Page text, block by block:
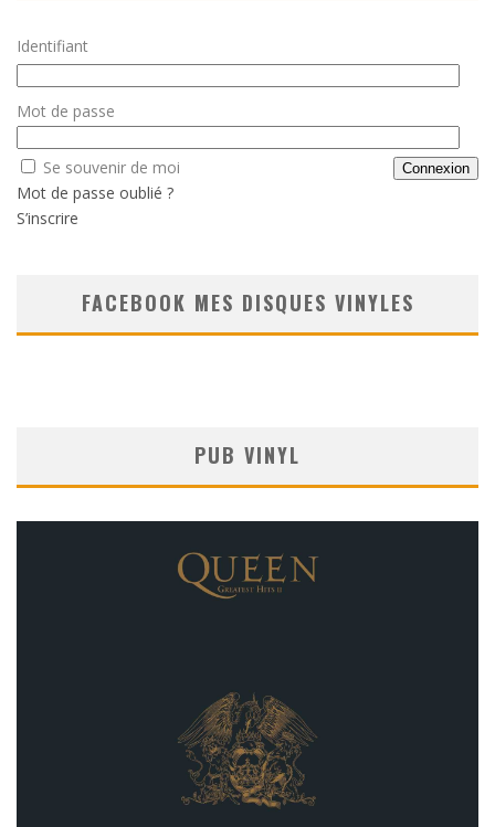
Identifiant
Mot de passe
Se souvenir de moi
Mot de passe oublié ?
S’inscrire
FACEBOOK MES DISQUES VINYLES
PUB VINYL